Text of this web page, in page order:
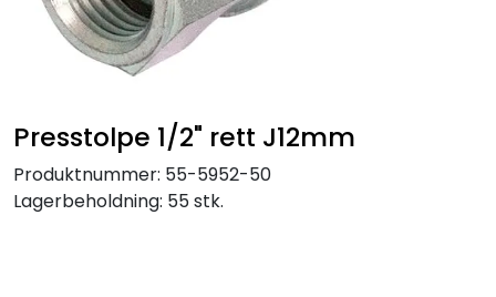
Presstolpe 1/2" rett J12mm
Produktnummer: 55-5952-50
Lagerbeholdning: 55 stk.
Service og support
Kontakt oss